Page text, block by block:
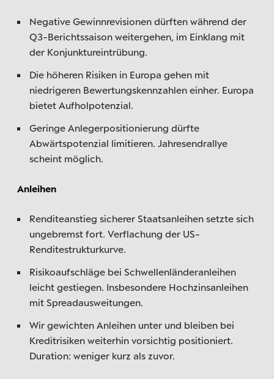
Negative Gewinnrevisionen dürften während der
Q3-Berichtssaison weitergehen, im Einklang mit
der Konjunktureintrübung.
Die höheren Risiken in Europa gehen mit
niedrigeren Bewertungskennzahlen einher. Europa
bietet Aufholpotenzial.
Geringe Anlegerpositionierung dürfte
Abwärtspotenzial limitieren. Jahresendrallye
scheint möglich.
Anleihen
Renditeanstieg sicherer Staatsanleihen setzte sich
ungebremst fort. Verflachung der US-
Renditestrukturkurve.
Risikoaufschläge bei Schwellenländeranleihen
leicht gestiegen. Insbesondere Hochzinsanleihen
mit Spreadausweitungen.
Wir gewichten Anleihen unter und bleiben bei
Kreditrisiken weiterhin vorsichtig positioniert.
Duration: weniger kurz als zuvor.